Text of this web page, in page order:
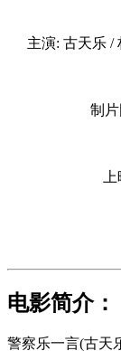
主演: 古天乐 /
制
电影简介：
警察乐一言(古天